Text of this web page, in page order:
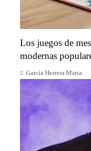
Los juegos de
modernas
García Herrera Marta